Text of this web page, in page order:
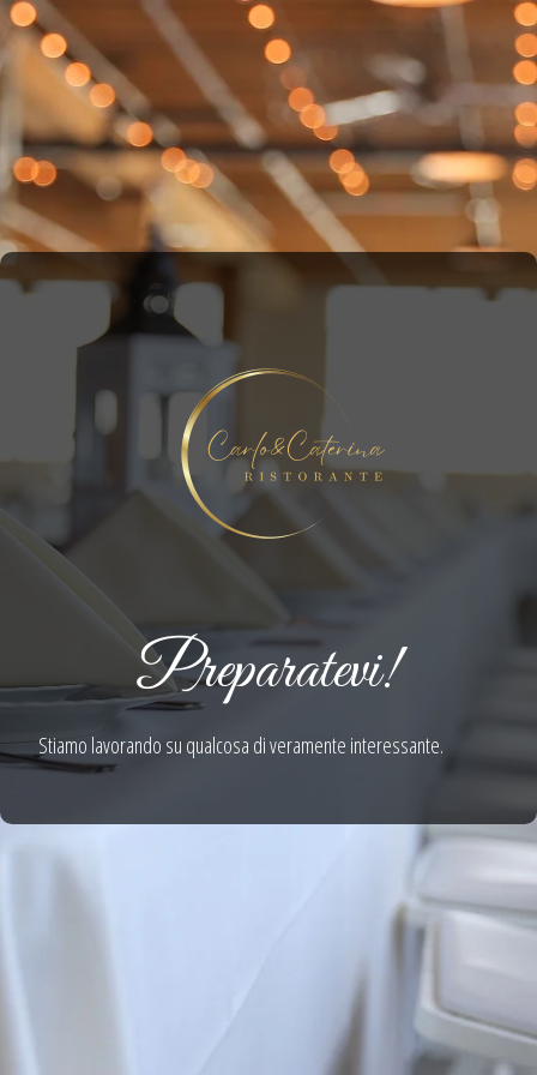
Preparatevi!
Stiamo lavorando su qualcosa di veramente interessante.